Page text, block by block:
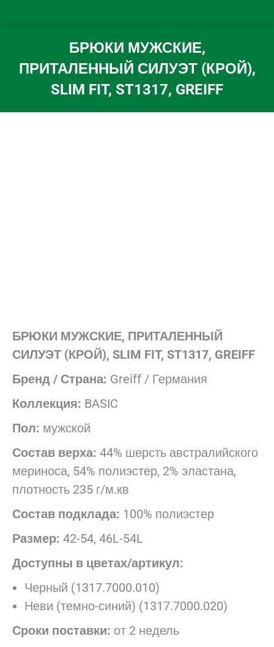
БРЮКИ МУЖСКИЕ,
ПРИТАЛЕННЫЙ СИЛУЭТ (КРОЙ),
SLIM FIT, ST1317, GREIFF
Вы здесь:
БРЮКИ МУЖСКИЕ, ПРИТАЛЕННЫЙ
СИЛУЭТ (КРОЙ), SLIM FIT, ST1317, GREIFF
Бренд / Страна: Greiff / Германия
Коллекция: BASIC
Пол: мужской
Состав верха: 44% шерсть австралийского
мериноса, 54% полиэстер, 2% эластана,
плотность 235 г/м.кв
Состав подклада: 100% полиэстер
Размер: 42-54, 46L-54L
Доступны в цветах/артикул:
Черный (1317.7000.010)
Неви (темно-синий) (1317.7000.020)
Сроки поставки: от 2 недель